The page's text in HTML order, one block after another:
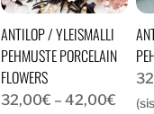
tuotteen
sivulla.
ANTILOP / YLEISMALLI
PEHMUSTE PORCELAIN
FLOWERS
32,00€ – 42,00€